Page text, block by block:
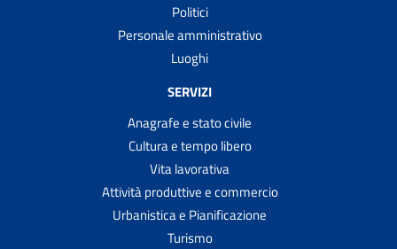
Politici
Personale amministrativo
Luoghi
SERVIZI
Anagrafe e stato civile
Cultura e tempo libero
Vita lavorativa
Attività produttive e commercio
Urbanistica e Pianificazione
Turismo